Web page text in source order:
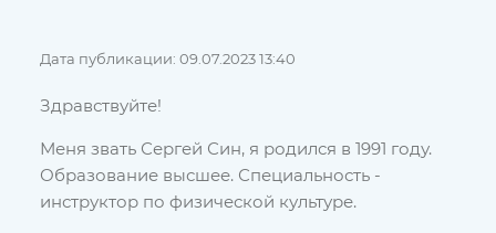
Дата публикации: 09.07.2023 13:40
Здравствуйте!
Меня звать Сергей Син, я родился в 1991 году.
Образование высшее. Специальность -
инструктор по физической культуре.